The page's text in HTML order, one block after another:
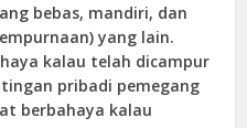
bebas, mandiri, dan
yang lain.
kalau telah dicampur
pribadi pemegang
berbahaya kalau